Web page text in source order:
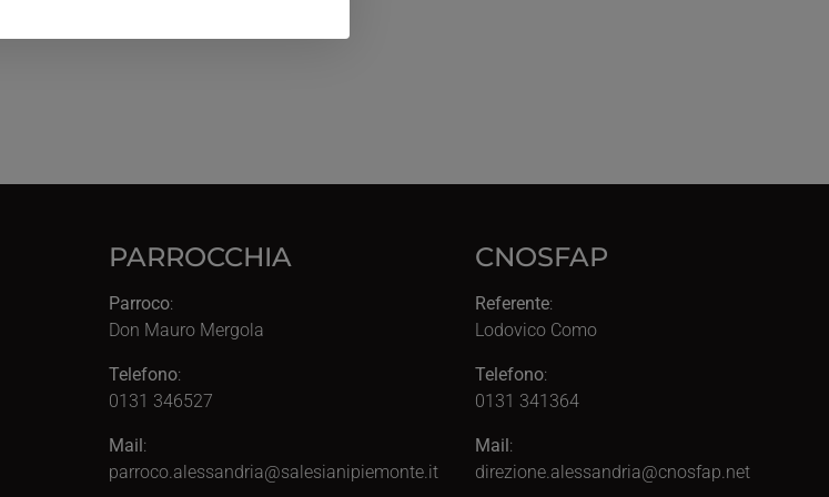
PARROCCHIA
Parroco:
Don Mauro Mergola
Telefono:
0131 346527
Mail :
parroco.alessandria@salesianipiemonte.it
CNOSFAP
Referente:
Lodovico Como
Telefono:
0131 341364
Mail :
direzione.alessandria@cnosfap.net